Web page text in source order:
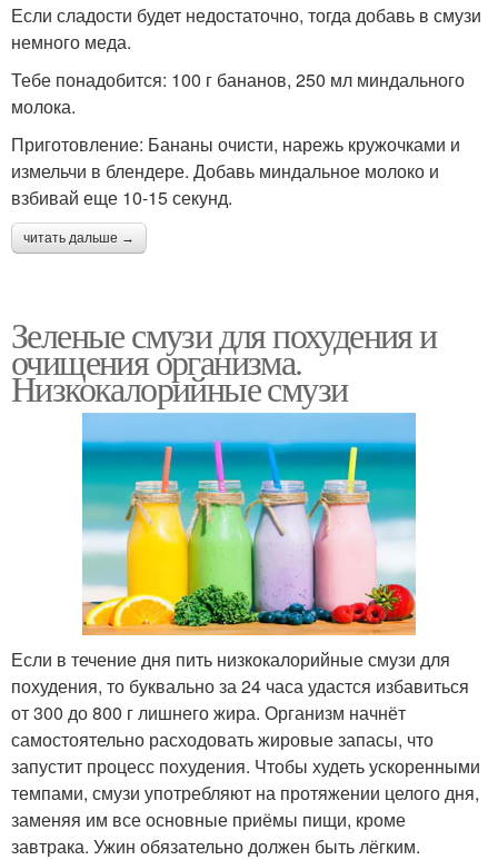
Если сладости будет недостаточно, тогда добавь в смузи
немного меда.
Тебе понадобится: 100 г бананов, 250 мл миндального
молока.
Приготовление: Бананы очисти, нарежь кружочками и
измельчи в блендере. Добавь миндальное молоко и
взбивай еще 10-15 секунд.
читать дальше →
Зеленые смузи для похудения и
очищения организма.
Низкокалорийные смузи
Если в течение дня пить низкокалорийные смузи для
похудения, то буквально за 24 часа удастся избавиться
от 300 до 800 г лишнего жира. Организм начнёт
самостоятельно расходовать жировые запасы, что
запустит процесс похудения. Чтобы худеть ускоренными
темпами, смузи употребляют на протяжении целого дня,
заменяя им все основные приёмы пищи, кроме
завтрака. Ужин обязательно должен быть лёгким.